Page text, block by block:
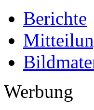
Berichte
Werbung